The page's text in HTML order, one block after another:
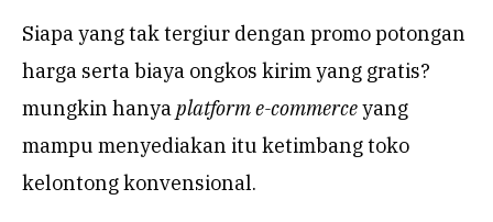
Siapa yang tak tergiur dengan promo potongan
harga serta biaya ongkos kirim yang gratis?
mungkin hanyaplatform e-commerceyang
mampu menyediakan itu ketimbang toko
kelontong konvensional.